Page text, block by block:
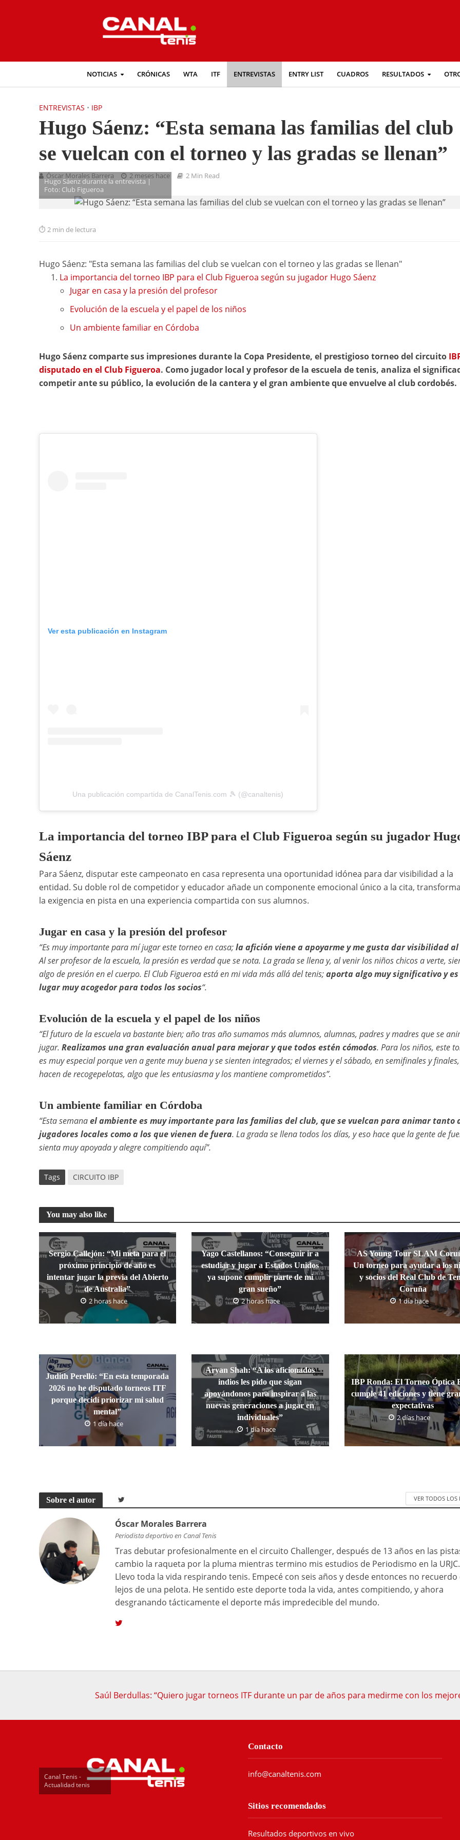
NOTICIAS CRÓNICAS WTA ITF ENTREVISTAS ENTRY LIST CUADROS RESULTADOS
ENTREVISTAS • IBP
Hugo Sáenz: “Esta semana las familias del club
se vuelcan con el torneo y las gradas se llenan”
Óscar Morales Barrera 2 meses hace 2 Min Read
Hugo Sáenz durante la entrevista |
Foto: Club Figueroa
2 min de lectura
Hugo Sáenz: "Esta semana las familias del club se vuelcan con el torneo y las gradas se llenan"
La importancia del torneo IBP para el Club Figueroa según su jugador Hugo Sáenz
Jugar en casa y la presión del profesor
Evolución de la escuela y el papel de los niños
Un ambiente familiar en Córdoba
Hugo Sáenz comparte sus impresiones durante la Copa Presidente, el prestigioso torneo del circuito
disputado en el Club Figueroa. Como jugador local y profesor de la escuela de tenis, analiza el
competir ante su público, la evolución de la cantera y el gran ambiente que envuelve al club cordobés.
Ver esta publicación en Instagram
Una publicación compartida de CanalTenis.com 🎾 (@canaltenis)
La importancia del torneo IBP para el Club Figueroa según su jugador
Sáenz
Para Sáenz, disputar este campeonato en casa representa una oportunidad idónea para dar visibilidad a la
entidad. Su doble rol de competidor y educador añade un componente emocional único a la cita,
la exigencia en pista en una experiencia compartida con sus alumnos.
Jugar en casa y la presión del profesor
“Es muy importante para mí jugar este torneo en casa;la afición viene a apoyarme y me gusta dar visibilidad al
Al ser profesor de la escuela, la presión es verdad que se nota. La grada se llena y, al venir los niños chicos a verte,
algo de presión en el cuerpo. El Club Figueroa está en mi vida más allá del tenis;aporta algo muy significativo y es
lugar muy acogedor para todos los socios“.
Evolución de la escuela y el papel de los niños
“El futuro de la escuela va bastante bien; año tras año sumamos más alumnos, alumnas, padres y madres que se
jugar. Realizamos una gran evaluación anual para mejorar y que todos estén cómodos. Para los niños, este
es muy especial porque ven a gente muy buena y se sienten integrados; el viernes y el sábado, en semifinales y finales,
hacen de recogepelotas, algo que les entusiasma y los mantiene comprometidos”.
Un ambiente familiar en Córdoba
“Esta semanael ambiente es muy importante para las familias del club, que se vuelcan para animar tanto
jugadores locales como a los que vienen de fuera. La grada se llena todos los días, y eso hace que la gente de
sienta muy apoyada y alegre compitiendo aquí”.
Tags CIRCUITO IBP
You may also like
Sergio Callejón: “Mi meta para el
próximo principio de año es
intentar jugar la previa del Abierto
de Australia”
2 horas hace
Yago Castellanos: “Conseguir ir a
estudiar y jugar a Estados Unidos
ya supone cumplir parte de mi
gran sueño”
2 horas hace
AS Young Tour SLAM
Un torneo para ayudar a los
y socios del Real Club de
Coruña
1 día hace
Judith Perelló: “En esta temporada
2026 no he disputado torneos ITF
porque decidí priorizar mi salud
mental”
1 día hace
Aryan Shah: “A los aficionados
indios les pido que sigan
apoyándonos para inspirar a las
nuevas generaciones a jugar en
individuales”
1 día hace
IBP Ronda: El Torneo Óptica
cumple 41 ediciones y tiene
expectativas
2 días hace
Sobre el autor VER TODOS LOS
Óscar Morales Barrera
Periodista deportivo en Canal Tenis
Tras debutar profesionalmente en el circuito Challenger, después de 13 años en las
cambio la raqueta por la pluma mientras termino mis estudios de Periodismo en la URJC.
Llevo toda la vida respirando tenis. Empecé con seis años y desde entonces no
lejos de una pelota. He sentido este deporte toda la vida, antes compitiendo, y ahora
desgranando tácticamente el deporte más impredecible del mundo.
Saúl Berdullas: “Quiero jugar torneos ITF durante un par de años para medirme con los
Canal Tenis -
Actualidad tenis
Contacto
info@canaltenis.com
Sitios recomendados
Resultados deportivos en vivo